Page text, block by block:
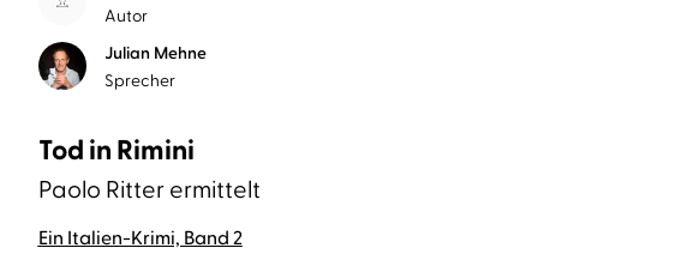
Autor
Julian Mehne
Sprecher
Tod in Rimini
Paolo Ritter ermittelt
Ein Italien-Krimi, Band 2